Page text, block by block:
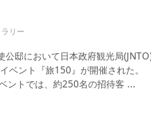
リー
邸において日本政府観光局
ベント『旅150』が開催された。
ントでは、約250名の招待客 ...